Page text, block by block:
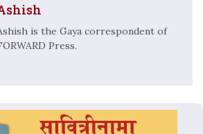
is the Gaya correspondent of
Press.